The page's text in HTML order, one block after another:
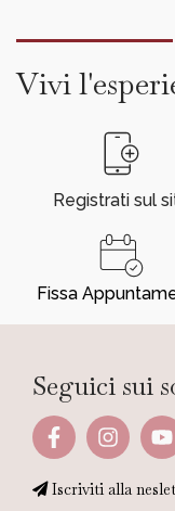
Vivi
Registrati sul
Fissa
Seguici sui
Iscriviti alla